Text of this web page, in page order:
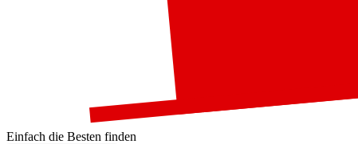
Einfach die Besten finden